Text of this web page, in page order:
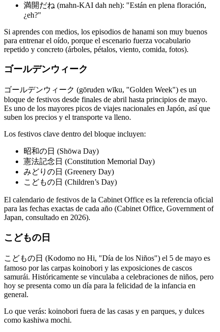
満開だね (mahn-KAI dah neh): "Están en plena floración,
¿eh?"
Si aprendes con medios, los episodios de hanami son muy buenos
para entrenar el oído, porque el escenario fuerza vocabulario
repetido y concreto (árboles, pétalos, viento, comida, fotos).
ゴールデンウィーク
ゴールデンウィーク (gōruden wīku, "Golden Week") es un
bloque de festivos desde finales de abril hasta principios de mayo.
Es uno de los mayores picos de viajes nacionales en Japón, así que
suben los precios y el transporte va lleno.
Los festivos clave dentro del bloque incluyen:
昭和の日 (Shōwa Day)
憲法記念日 (Constitution Memorial Day)
みどりの日 (Greenery Day)
こどもの日 (Children’s Day)
El calendario de festivos de la Cabinet Office es la referencia oficial
para las fechas exactas de cada año (Cabinet Office, Government of
Japan, consultado en 2026).
こどもの日
こどもの日 (Kodomo no Hi, "Día de los Niños") el 5 de mayo es
famoso por las carpas koinobori y las exposiciones de cascos
samurái. Históricamente se vinculaba a celebraciones de niños, pero
hoy se presenta como un día para la felicidad de la infancia en
general.
Lo que verás: koinobori fuera de las casas y en parques, y dulces
como kashiwa mochi.